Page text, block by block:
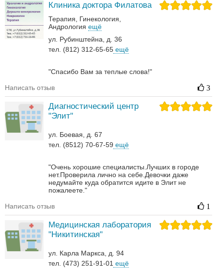
Клиника доктора Филатова
Терапия
Гинекология
Андрология‎ ещё
ул. Рубинштейна, д. 36
тел. (812) 312-65-65 ещё
"Спасибо Вам за теплые слова!"
Написать отзыв 3
Диагностический центр
"Элит"
ул. Боевая, д. 67
тел. (8512) 70-67-59 ещё
"Очень хорошие специалисты.Лучших в городе
нет.Проверила лично на себе.Девочки даже
недумайте куда обратится идите в Элит не
пожалеете."
Написать отзыв 1
Медицинская лаборатория
"Никитинская"
ул. Карла Маркса, д. 94
тел. (473) 251-91-01 ещё